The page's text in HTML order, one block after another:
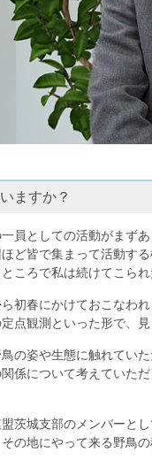
ますか？
員としての活動がまずあ
ど皆で集まって活動す
ころで私は続けてこられ
初春にかけておこなわ
点観測といった形で、
の姿や生態に触れてい
係について考えていた
茨城支部のメンバーと
の地にやって来る野鳥